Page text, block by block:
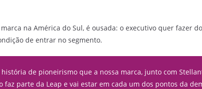
na América do Sul, é ousada: o executivo quer fazer
de entrar no segmento.
de pioneirismo que a nossa marca, junto com
faz parte da Leap e vai estar em cada um dos pontos da